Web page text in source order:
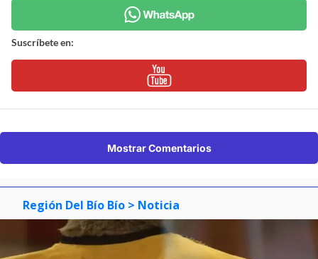
Suscríbete en:
Mostrar Comentarios
Región Del Bío Bío > Noticia